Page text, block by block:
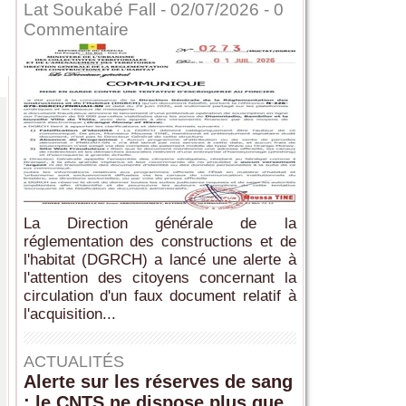
Lat Soukabé Fall - 02/07/2026 - 0
Commentaire
La Direction générale de la
réglementation des constructions et de
l'habitat (DGRCH) a lancé une alerte à
l'attention des citoyens concernant la
circulation d'un faux document relatif à
l'acquisition...
ACTUALITÉS
Alerte sur les réserves de sang